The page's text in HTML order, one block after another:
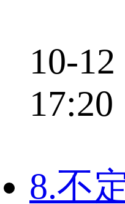
10-
17:20
8.不